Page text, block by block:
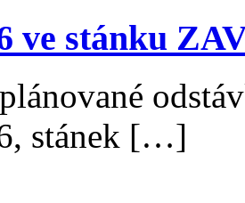
ve stánku
stánek […]